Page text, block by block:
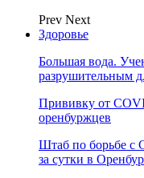
Prev Next
Здоровье
Большая вода.
разрушительным
Прививку от
оренбуржцев
Штаб по борьбе с
за сутки в